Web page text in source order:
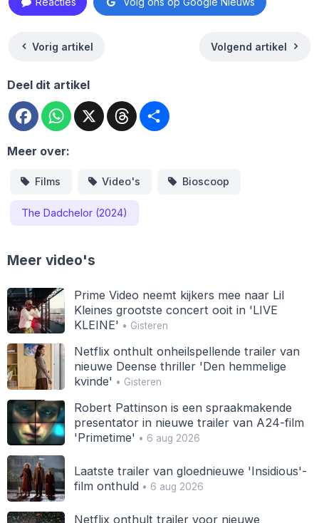
Vorig artikel Volgend artikel
Deel dit artikel
FacebookWhatsApp
X Threads
Meer over:
Films Video's Bioscoop
The Dadchelor (2024)
Meer video's
Prime Video neemt kijkers mee naar Lil
Kleines grootste concert ooit in 'LIVE
KLEINE' • Gisteren
Netflix onthult onheilspellende trailer van
nieuwe Deense thriller 'Den hemmelige
kvinde' • Gisteren
Robert Pattinson is een spraakmakende
presentator in nieuwe trailer van A24-film
'Primetime' • 6 aug 2026
Laatste trailer van gloednieuwe 'Insidious'-
film onthuld • 6 aug 2026
Netflix onthult trailer voor nieuwe